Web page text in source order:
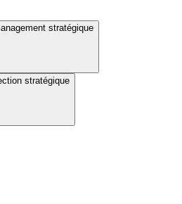
stratégique
stratégique